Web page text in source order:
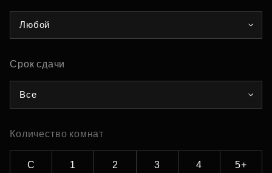
Любой
Срок сдачи
Все
Количество комнат
С 1 2 3 4 5+